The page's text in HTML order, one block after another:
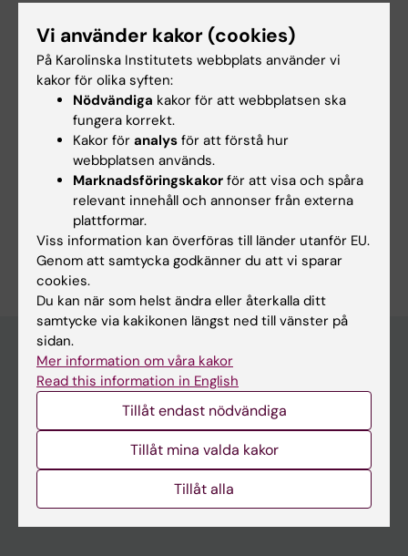
samt - i samarbete med
epidemiologer i de nordiska länderna -
studier om självmordsmortaliteten i
Norden.
Forskningsområden:
Epidemiologi
Psykiatri Övrig annan samhällsvetenskap
Är du David Titelman?
Redigera din profil
Huvudmeny
Forskning
Om KI
Vi använder kakor (cookies)
På Karolinska Institutets webbplats använder vi
kakor för olika syften:
Nödvändiga kakor för att webbplatsen ska
fungera korrekt.
Kakor för analys för att förstå hur
webbplatsen används.
Marknadsföringskakor för att visa och spåra
relevant innehåll och annonser från externa
plattformar.
Viss information kan överföras till länder utanför EU.
Genom att samtycka godkänner du att vi sparar
cookies.
Du kan när som helst ändra eller återkalla ditt
samtycke via kakikonen längst ned till vänster på
sidan.
Mer information om våra kakor
Read this information in English
Tillåt endast nödvändiga
Tillåt mina valda kakor
Tillåt alla